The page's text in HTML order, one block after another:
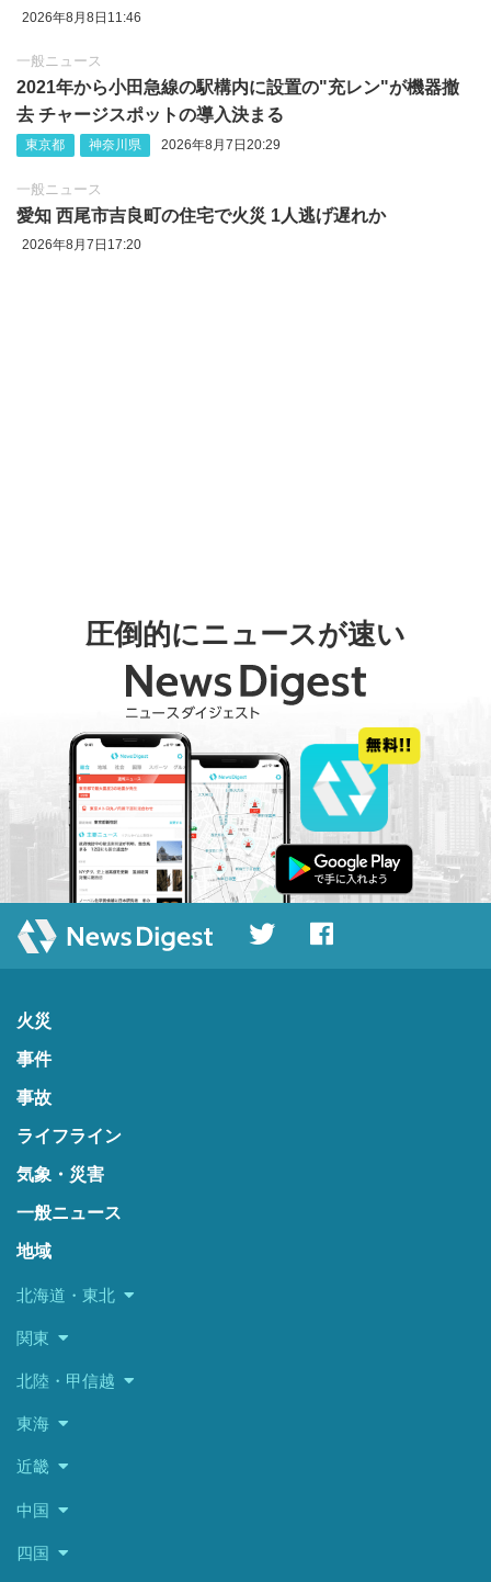
2026年8月8日11:46
一般ニュース
2021年から小田急線の駅構内に設置の"充レン"が機器撤
去 チャージスポットの導入決まる
東京都 神奈川県 2026年8月7日20:29
一般ニュース
愛知 西尾市吉良町の住宅で火災 1人逃げ遅れか
2026年8月7日17:20
圧倒的にニュースが速い
火災
事件
事故
ライフライン
気象・災害
一般ニュース
地域
北海道・東北
関東
北陸・甲信越
東海
近畿
中国
四国